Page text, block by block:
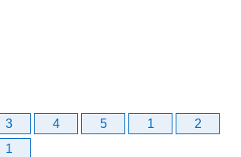
3 4 5 1
2
1